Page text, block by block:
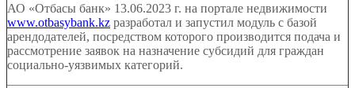
АО «Отбасы банк» 13.06.2023 г. на портале недвижимости
www.otbasybank.kz разработал и запустил модуль с базой
арендодателей, посредством которого производится подача и
рассмотрение заявок на назначение субсидий для граждан
социально-уязвимых категорий.